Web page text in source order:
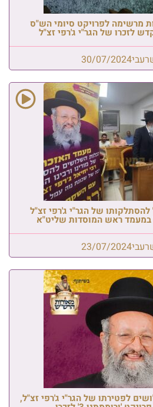
מרשימה לפרויקט סיומי הש"ס
30/07/2024
של הגר"י ג'רפי זצ"ל
23/07/2024
לפטירתו של הגר"י ג'רפי זצ"ל,